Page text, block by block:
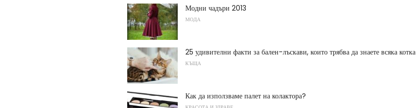
Модни чадъри 2013
МОДА
25 удивителни факти за бален-лъскави, които трябва да знаете всяка котка
КЪЩА
Как да използваме палет на колактора?